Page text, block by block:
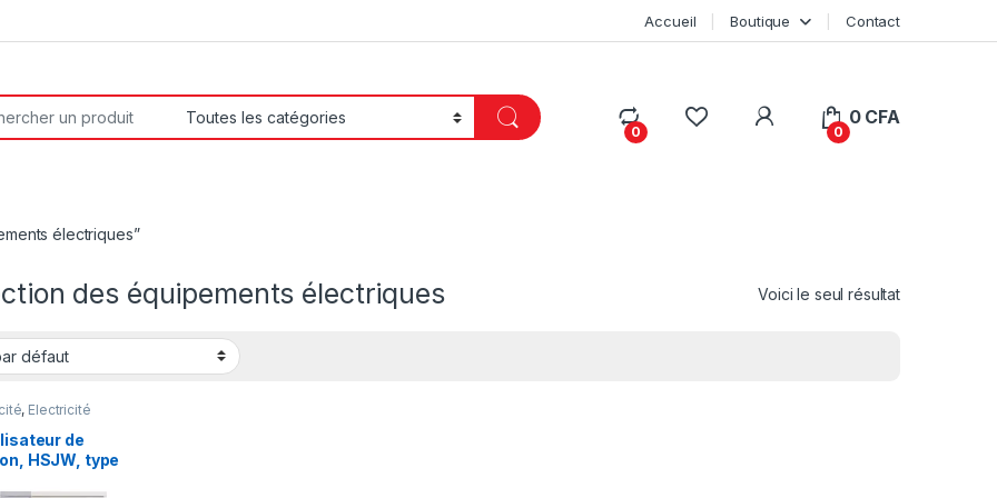
Accueil Boutique Contact
0
My Account
0
0 CFA
électriques”
des équipements électriques Voici le seul résultat
, Electricité
de
HSJW, type